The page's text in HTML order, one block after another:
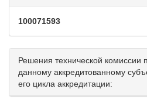
100071593
Решения технической комиссии
данному аккредитованному
его цикла аккредитации: